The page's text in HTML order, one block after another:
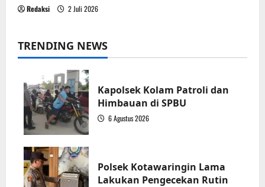
Redaksi 2 Juli 2026
TRENDING NEWS
Kapolsek Kolam Patroli dan
Himbauan di SPBU
6 Agustus 2026
Polsek Kotawaringin Lama
Lakukan Pengecekan Rutin